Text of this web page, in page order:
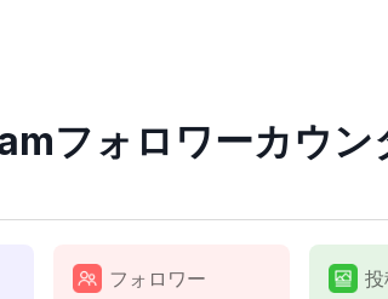
フォロワーカウン
フォロワー